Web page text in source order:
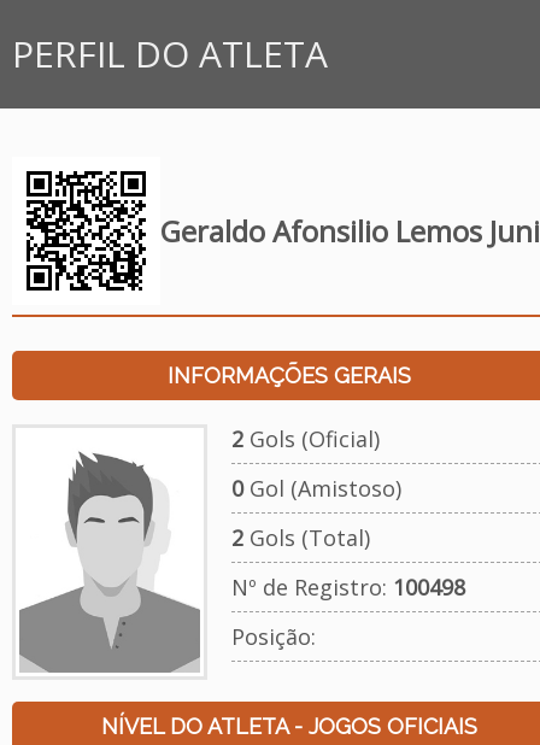
PERFIL DO ATLETA
Geraldo Afonsilio Lemos
INFORMAÇÕES GERAIS
2Gols (Oficial)
0Gol (Amistoso)
2Gols (Total)
Nº de Registro: 100498
Posição:
NÍVEL DO ATLETA - JOGOS OFICIAIS